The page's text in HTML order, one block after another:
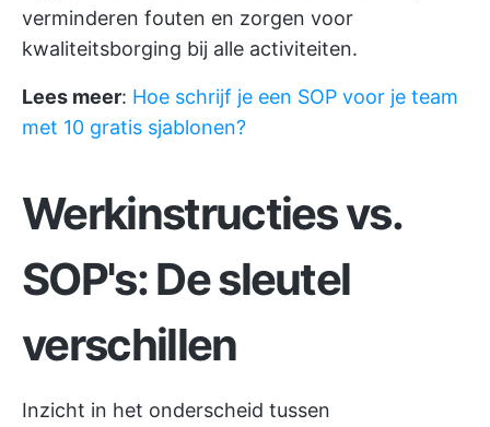
verminderen fouten en zorgen voor
kwaliteitsborging bij alle activiteiten.
Lees meer: Hoe schrijf je een SOP voor je team
met 10 gratis sjablonen?
Werkinstructies vs.
SOP's: De sleutel
verschillen
Inzicht in het onderscheid tussen